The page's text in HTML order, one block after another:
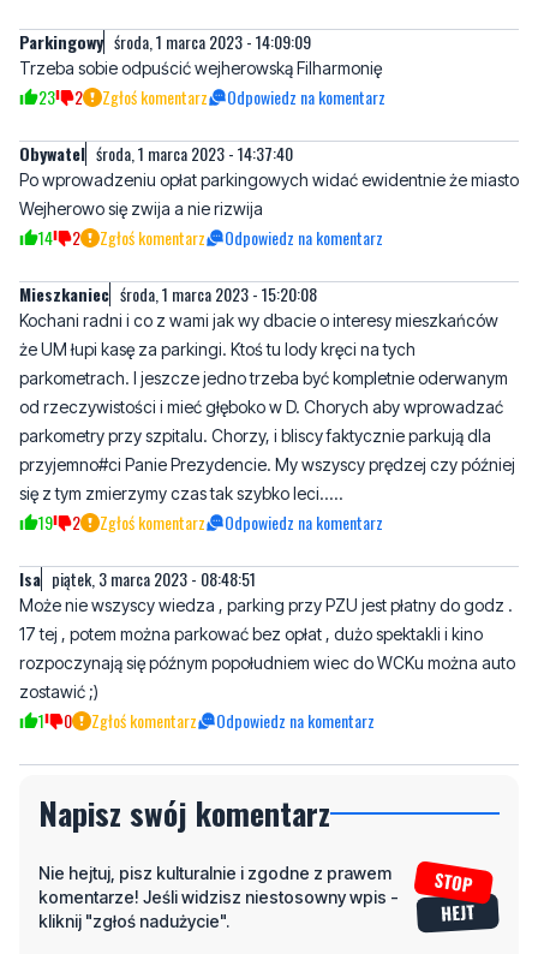
Parkingowy środa, 1 marca 2023 - 14:09:09
Trzeba sobie odpuścić wejherowską Filharmonię
23 2 Zgłoś komentarz Odpowiedz na komentarz
Obywatel środa, 1 marca 2023 - 14:37:40
Po wprowadzeniu opłat parkingowych widać ewidentnie że miasto
Wejherowo się zwija a nie rizwija
14 2 Zgłoś komentarz Odpowiedz na komentarz
Mieszkaniec środa, 1 marca 2023 - 15:20:08
Kochani radni i co z wami jak wy dbacie o interesy mieszkańców
że UM łupi kasę za parkingi. Ktoś tu lody kręci na tych
parkometrach. I jeszcze jedno trzeba być kompletnie oderwanym
od rzeczywistości i mieć głęboko w D. Chorych aby wprowadzać
parkometry przy szpitalu. Chorzy, i bliscy faktycznie parkują dla
przyjemno#ci Panie Prezydencie. My wszyscy prędzej czy później
się z tym zmierzymy czas tak szybko leci.....
19 2 Zgłoś komentarz Odpowiedz na komentarz
Isa piątek, 3 marca 2023 - 08:48:51
Może nie wszyscy wiedza , parking przy PZU jest płatny do godz .
17 tej , potem można parkować bez opłat , dużo spektakli i kino
rozpoczynają się późnym popołudniem wiec do WCKu można auto
zostawić ;)
1 0 Zgłoś komentarz Odpowiedz na komentarz
Napisz swój komentarz
Nie hejtuj, pisz kulturalnie i zgodne z prawem
komentarze! Jeśli widzisz niestosowny wpis -
kliknij "zgłoś nadużycie".